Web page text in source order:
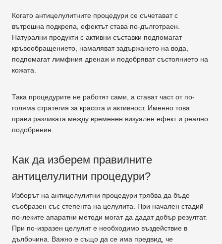
Когато антицелулитните процедури се съчетават с
вътрешна подкрепа, ефектът става по-дълготраен.
Натурални продукти с активни съставки подпомагат
кръвообращението, намаляват задържането на вода,
подпомагат лимфния дренаж и подобряват състоянието на
кожата.
Така процедурите не работят сами, а стават част от по-
голяма стратегия за красота и активност. Именно това
прави разликата между временен визуален ефект и реално
подобрение.
Как да изберем правилните
антицелулитни процедури?
Изборът на антицелулитни процедури трябва да бъде
съобразен със степента на целулита. При начален стадий
по-леките апаратни методи могат да дадат добър резултат.
При по-изразен целулит е необходимо въздействие в
дълбочина. Важно е също да се има предвид, че